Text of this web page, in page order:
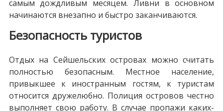
самым дождливым месяцем. Ливни в основном
начинаются внезапно и быстро заканчиваются.
Безопасность туристов
Отдых на Сейшельских островах можно считать
полностью безопасным. Местное население,
привыкшее к иностранным гостям, к туристам
относится дружелюбно. Полиция островов честно
выполняет свою работу. В случае пропажи каких-